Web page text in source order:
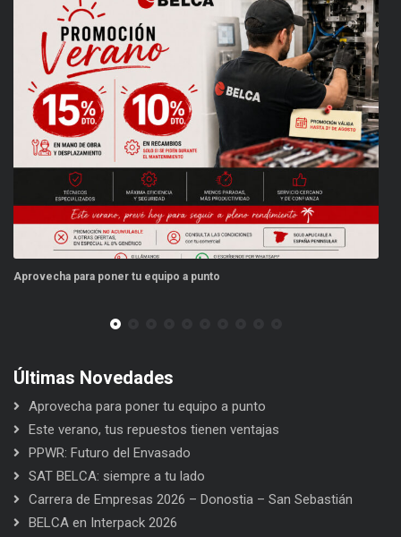
Aprovecha para poner tu equipo a punto
Últimas Novedades
Aprovecha para poner tu equipo a punto
Este verano, tus repuestos tienen ventajas
PPWR: Futuro del Envasado
SAT BELCA: siempre a tu lado
Carrera de Empresas 2026 – Donostia – San Sebastián
BELCA en Interpack 2026